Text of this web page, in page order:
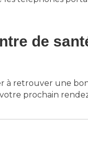
de
à retrouver une
prochain